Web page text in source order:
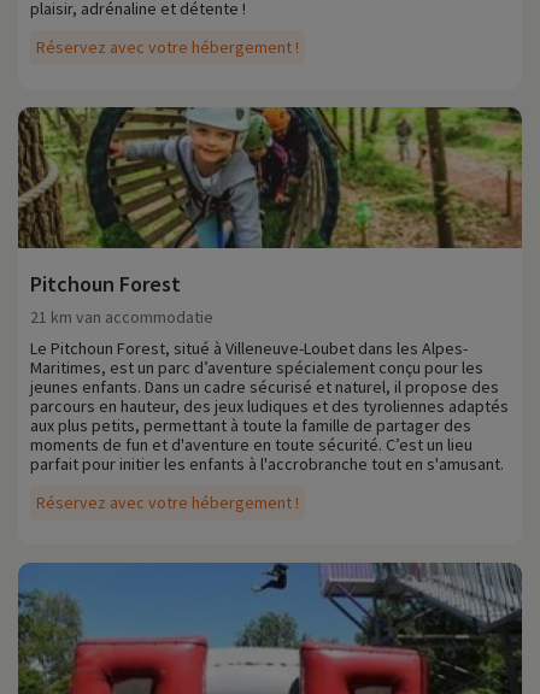
weerspiegelen. Het strand van Villeneuve Loubet ligt op slechts 35
minuten afstand om te zwemmen of watersporten te beoefenen! En
Elk jaar ontdekken we bij Familytrip nieuwe gezinsactiviteiten in de
buurt van onze accommodaties: dierentuin, aquarium, enz. Als we al
activiteiten hebben onderhandeld, kunnen deze met korting direct
online worden geboekt zodra je je accommodatie hebt gekozen, en
je kunt er meer over te weten komendoor hier te klikken!
Meer informatie
- Huisdieren niet toegestaan
- Green Key Label
Réservez avec votre hébergement !
plaisir, adrénaline et détente !
Pitchoun Forest
Réservez avec votre hébergement !
21 km van accommodatie
Le Pitchoun Forest, situé à Villeneuve-Loubet dans les Alpes-
Maritimes, est un parc d’aventure spécialement conçu pour les
jeunes enfants. Dans un cadre sécurisé et naturel, il propose des
parcours en hauteur, des jeux ludiques et des tyroliennes adaptés
aux plus petits, permettant à toute la famille de partager des
moments de fun et d'aventure en toute sécurité. C’est un lieu
parfait pour initier les enfants à l'accrobranche tout en s'amusant.